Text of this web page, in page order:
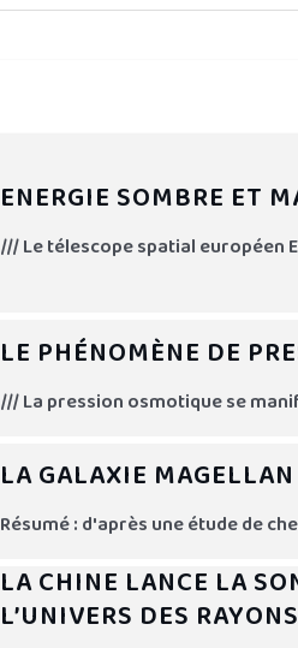
ENERGIE SOMBRE ET
/// Le télescope spatial européen
LE PHÉNOMÈNE DE
/// La pression osmotique se
LA GALAXIE
Résumé : d'après une étude de
LA CHINE LANCE LA
L’UNIVERS DES